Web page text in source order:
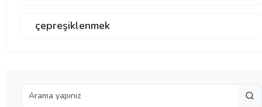
çepreşiklenmek